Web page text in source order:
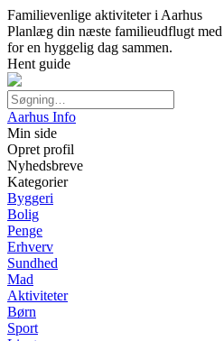
Familievenlige aktiviteter i Aarhus
Planlæg din næste familieudflugt med
for en hyggelig dag sammen.
Hent guide
Aarhus Info
Min side
Opret profil
Nyhedsbreve
Kategorier
Byggeri
Bolig
Penge
Erhverv
Sundhed
Mad
Aktiviteter
Børn
Sport